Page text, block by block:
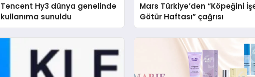
Tencent Hy3 dünya genelinde
kullanıma sunuldu
Mars Türkiye’den “Köpeğini
Götür Haftası” çağrısı